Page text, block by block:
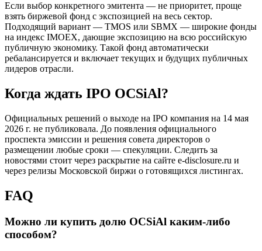
Если выбор конкретного эмитента — не приоритет, проще
взять биржевой фонд с экспозицией на весь сектор.
Подходящий вариант — TMOS или SBMX — широкие фонды
на индекс IMOEX, дающие экспозицию на всю российскую
публичную экономику. Такой фонд автоматически
ребалансируется и включает текущих и будущих публичных
лидеров отрасли.
Когда ждать IPO OCSiAl?
Официальных решений о выходе на IPO компания на 14 мая
2026 г. не публиковала. До появления официального
проспекта эмиссии и решения совета директоров о
размещении любые сроки — спекуляции. Следить за
новостями стоит через раскрытие на сайте e-disclosure.ru и
через релизы Московской биржи о готовящихся листингах.
FAQ
Можно ли купить долю OCSiAl каким-либо
способом?